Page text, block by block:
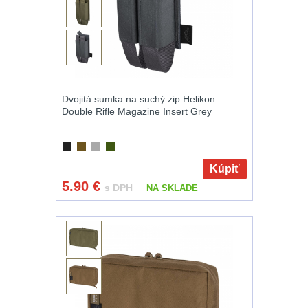
Raily, lišty, krytky
rukojeti50
mířidla 30
Pistolové rukojeti
Dvojnožky
Príslušenstvo18
Čistenie zbraní
Dvojitá sumka na suchý zip Helikon
Double Rifle Magazine Insert Grey
Kúpiť
5.90 € s DPH NA SKLADE